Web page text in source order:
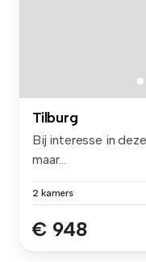
Tilburg
Bij interesse in
maar...
2 kamers
€ 948